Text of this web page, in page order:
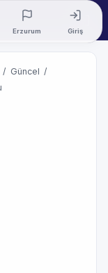
Erzurum Giriş
/ Güncel /